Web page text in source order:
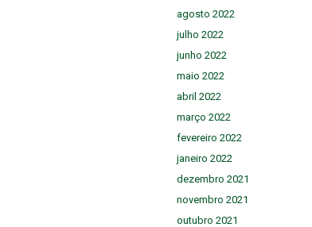
agosto 2022
julho 2022
junho 2022
maio 2022
abril 2022
março 2022
fevereiro 2022
janeiro 2022
dezembro 2021
novembro 2021
outubro 2021